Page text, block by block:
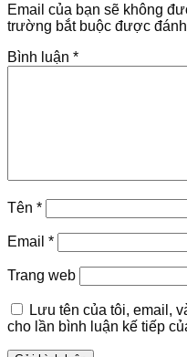
Email của bạn sẽ không
trường bắt buộc được
Bình luận *
Tên *
Email *
Trang web
Lưu tên của tôi, email,
cho lần bình luận kế tiếp